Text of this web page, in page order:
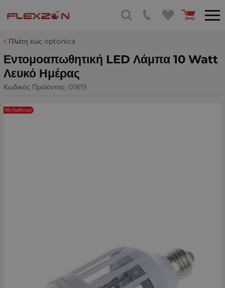
Πλάτη έως optonica
Εντομοαπωθητική LED Λάμπα 10 Watt
Λευκό Ημέρας
Κωδικός Προϊόντος: 01819
Μη διαθέσιμο